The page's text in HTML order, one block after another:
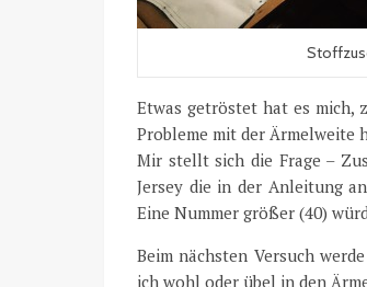
Etwas getröstet hat es mich,
Probleme mit der Ärmelweite
Mir stellt sich die Frage –
Jersey die in der Anleitung
Eine Nummer größer (40)
Beim nächsten Versuch
ich wohl oder übel in den